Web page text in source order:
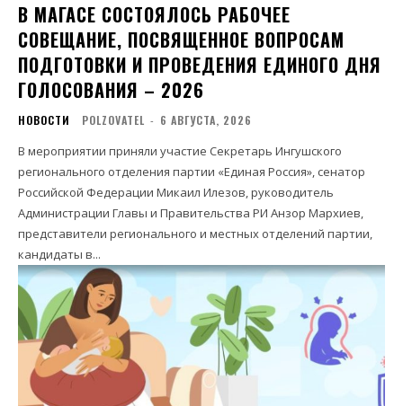
В МАГАСЕ СОСТОЯЛОСЬ РАБОЧЕЕ
СОВЕЩАНИЕ, ПОСВЯЩЕННОЕ ВОПРОСАМ
ПОДГОТОВКИ И ПРОВЕДЕНИЯ ЕДИНОГО ДНЯ
ГОЛОСОВАНИЯ – 2026
НОВОСТИ POLZOVATEL - 6 АВГУСТА, 2026
В мероприятии приняли участие Секретарь Ингушского
регионального отделения партии «Единая Россия», сенатор
Российской Федерации Микаил Илезов, руководитель
Администрации Главы и Правительства РИ Анзор Мархиев,
представители регионального и местных отделений партии,
кандидаты в...